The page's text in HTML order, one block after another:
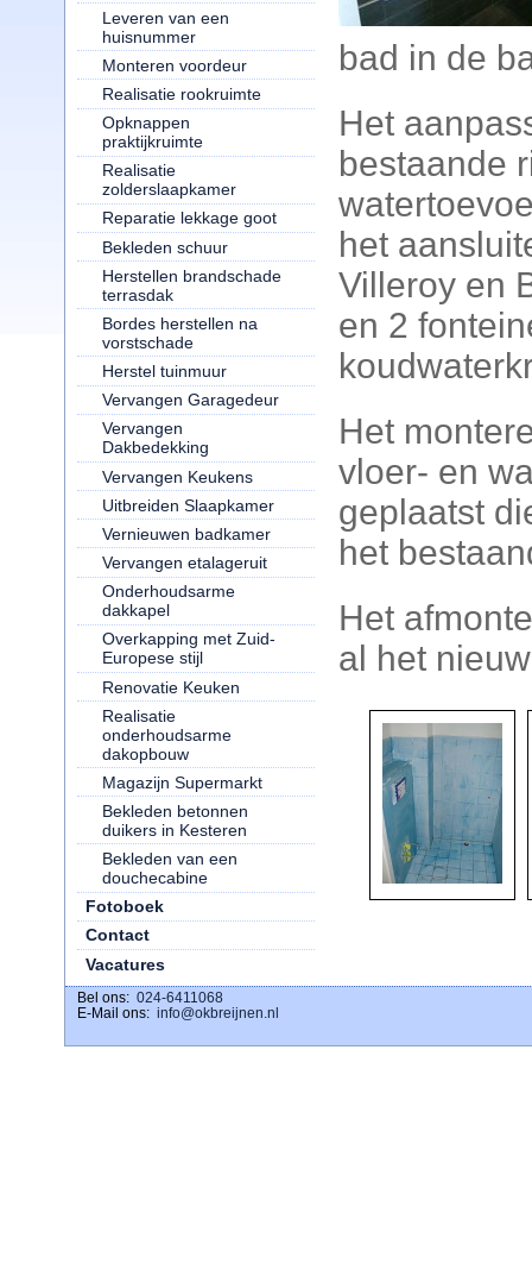
Leveren van een
huisnummer
Monteren voordeur
Realisatie rookruimte
Opknappen
praktijkruimte
Realisatie
zolderslaapkamer
Reparatie lekkage goot
Bekleden schuur
Herstellen brandschade
terrasdak
Bordes herstellen na
vorstschade
Herstel tuinmuur
Vervangen Garagedeur
Vervangen
Dakbedekking
Vervangen Keukens
Uitbreiden Slaapkamer
Vernieuwen badkamer
Vervangen etalageruit
Onderhoudsarme
dakkapel
Overkapping met Zuid-
Europese stijl
Renovatie Keuken
Realisatie
onderhoudsarme
dakopbouw
Magazijn Supermarkt
Bekleden betonnen
duikers in Kesteren
Bekleden van een
douchecabine
Fotoboek
Contact
Vacatures
bad in de
Het
bestaande
het
Villeroy en
en 2
Het
vloer- en
geplaatst
het
Het
al het
download ig stories
Bel ons: 024-6411068
E-Mail ons: info@okbreijnen.nl